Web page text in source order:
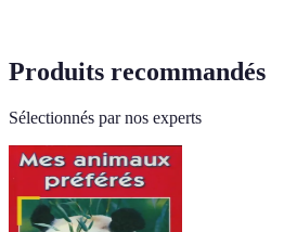
Produits recommandés
Sélectionnés par nos experts